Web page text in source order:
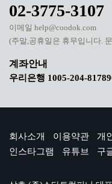
02-3775-3107
이메일 help@coodok.com
(주말,공휴일은 휴무입니다.
우리은행 1005-204-
회사소개 이용약관 개
인스타그램
유튜브 구